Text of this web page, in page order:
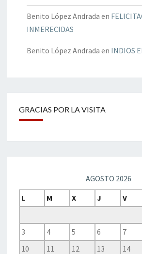
Benito López Andrada en
INMERECIDAS
Benito López Andrada en INDIOS
GRACIAS POR LA VISITA
AGOSTO 2026
L
M X J V
3
4 5 6 7
10
11 12 13 14